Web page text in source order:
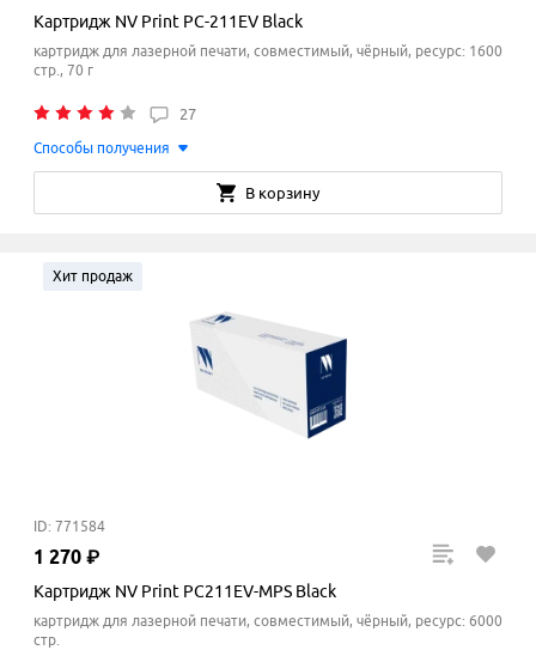
Картридж NV Print PC-211EV Black
картридж для лазерной печати, совместимый, чёрный, ресурс: 1600
стр., 70 г
27
Способы получения
В корзину
Хит продаж
ID: 771584
1 270 ₽
Картридж NV Print PC211EV-MPS Black
картридж для лазерной печати, совместимый, чёрный, ресурс: 6000
стр.